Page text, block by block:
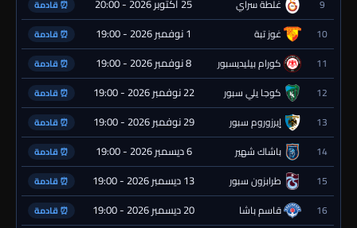
9 غلطة سراي ⏰ قادمة
10 غوز تبة 1 نوفمبر 2026 - 19:00 ⏰ قادمة
11 كورام بيليديسبور 8 نوفمبر 2026 - 19:00 ⏰ قادمة
12 كوجا يلي سبور 22 نوفمبر 2026 - 19:00 ⏰ قادمة
13 إيرزوروم سبور 29 نوفمبر 2026 - 19:00 ⏰ قادمة
14 باشاك شهير 6 ديسمبر 2026 - 19:00 ⏰ قادمة
15 طرابزون سبور 13 ديسمبر 2026 - 19:00 ⏰ قادمة
16 قاسم باشا 20 ديسمبر 2026 - 19:00 ⏰ قادمة